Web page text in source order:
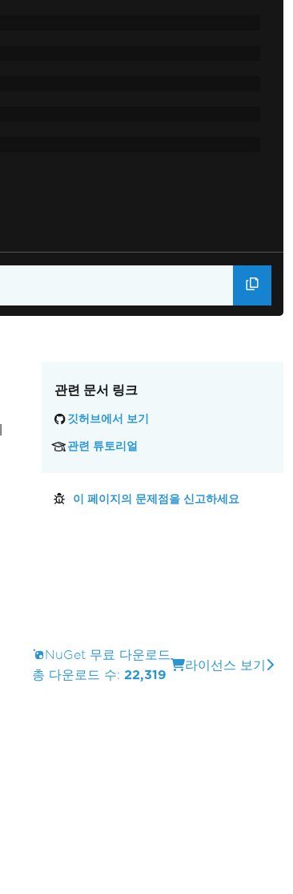
관련 문서 링크
깃허브에서 보기
관련 튜토리얼
이 페이지의 문제점을 신고하세요
NuGet 무료 다운로드
총 다운로드 수: 22,319
라이선스 보기